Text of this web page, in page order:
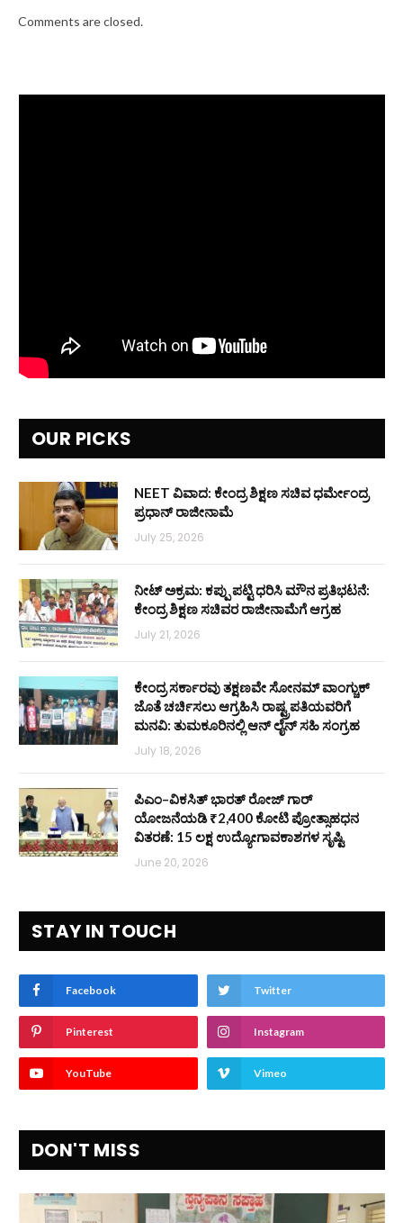
Comments are closed.
OUR PICKS
NEET ವಿವಾದ: ಕೇಂದ್ರ ಶಿಕ್ಷಣ ಸಚಿವ ಧರ್ಮೇಂದ್ರ
ಪ್ರಧಾನ್ ರಾಜೀನಾಮೆ
July 25, 2026
ನೀಟ್ ಅಕ್ರಮ: ಕಪ್ಪು ಪಟ್ಟಿ ಧರಿಸಿ ಮೌನ ಪ್ರತಿಭಟನೆ:
ಕೇಂದ್ರ ಶಿಕ್ಷಣ ಸಚಿವರ ರಾಜೀನಾಮೆಗೆ ಆಗ್ರಹ
July 21, 2026
ಕೇಂದ್ರ ಸರ್ಕಾರವು ತಕ್ಷಣವೇ ಸೋನಮ್ ವಾಂಗ್ಚುಕ್
ಜೊತೆ ಚರ್ಚಿಸಲು ಆಗ್ರಹಿಸಿ ರಾಷ್ಟ್ರಪತಿಯವರಿಗೆ
ಮನವಿ: ತುಮಕೂರಿನಲ್ಲಿ ಆನ್‌ ಲೈನ್ ಸಹಿ ಸಂಗ್ರಹ
July 18, 2026
ಪಿಎಂ–ವಿಕಸಿತ್ ಭಾರತ್ ರೋಜ್‌ ಗಾರ್
ಯೋಜನೆಯಡಿ ₹2,400 ಕೋಟಿ ಪ್ರೋತ್ಸಾಹಧನ
ವಿತರಣೆ: 15 ಲಕ್ಷ ಉದ್ಯೋಗಾವಕಾಶಗಳ ಸೃಷ್ಟಿ
June 20, 2026
STAY IN TOUCH
Facebook Twitter
Pinterest Instagram
YouTube Vimeo
DON'T MISS